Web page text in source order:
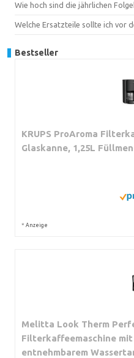
Wie hoch sind die jährlichen
Welche Ersatzteile sollte ich vor
Bestseller
KRUPS ProAroma
Glaskanne, 1,25L
* Anzeige
Melitta Look Therm
Filterkaffeemaschine
entnehmbarem